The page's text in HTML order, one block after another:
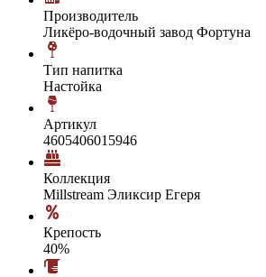
Производитель
Ликёро-водочный завод Фортуна
Тип напитка
Настойка
Артикул
4605406015946
Коллекция
Millstream Эликсир Егеря
Крепость
40%